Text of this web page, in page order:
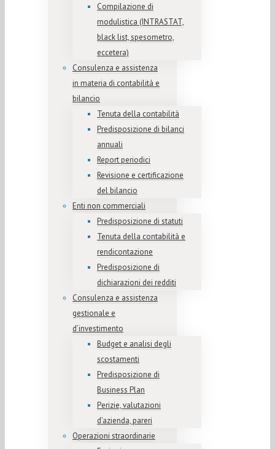
Compilazione di
modulistica (INTRASTAT,
black list, spesometro,
eccetera)
Consulenza e assistenza
in materia di contabilità e
bilancio
Tenuta della contabilità
Predisposizione di bilanci
annuali
Report periodici
Revisione e certificazione
del bilancio
Enti non commerciali
Predisposizione di statuti
Tenuta della contabilità e
rendicontazione
Predisposizione di
dichiarazioni dei redditi
Consulenza e assistenza
gestionale e
d’investimento
Budget e analisi degli
scostamenti
Predisposizione di
Business Plan
Perizie, valutazioni
d’azienda, pareri
Operazioni straordinarie